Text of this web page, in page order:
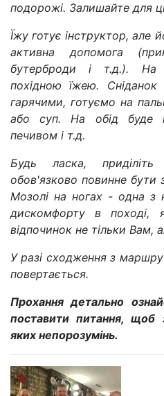
подорожі. Залишайте для
Їжу готує інструктор, але
активна допомога
бутерброди і т.д.). На
похідною їжею.
гарячими, готуємо на
або суп. На обід буде
печивом і т.д.
Будь ласка,
обов'язково повинне
Мозолі на ногах - одна з
дискомфорту в поході,
відпочинок не тільки Вам,
У разі сходження з
повертається.
Прохання детально
поставити питання, щоб
яких непорозумінь.